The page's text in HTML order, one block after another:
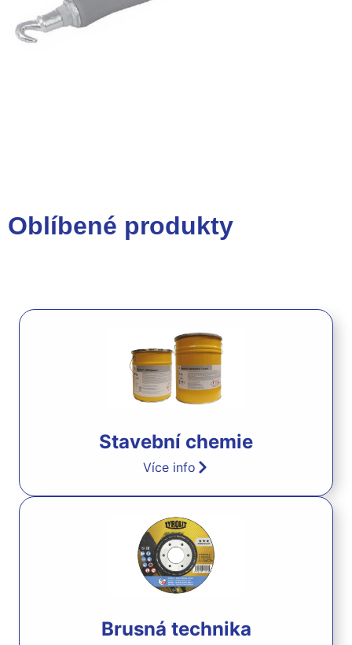
Oblíbené produkty
Stavební chemie
Více info
Brusná technika